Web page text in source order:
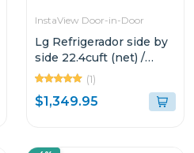
InstaView Door-in-Door
Lg Refrigerador side by
side 22.4cuft (net) /
24cuft (gross) thinq
instaview inverter vs25
(1)
$1,349.95